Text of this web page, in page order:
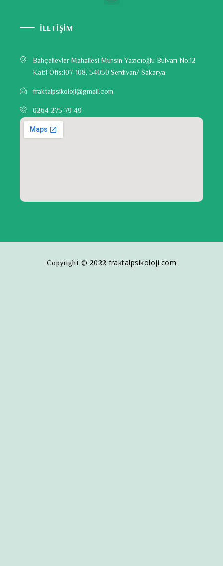
İLETİŞİM
Bahçelievler Mahallesi Muhsin Yazıcıoğlu Bulvarı No:12
Kat:1 Ofis:107-108, 54050 Serdivan/ Sakarya
fraktalpsikoloji@gmail.com
0264 275 79 49
Copyright © 2022 fraktalpsikoloji.com